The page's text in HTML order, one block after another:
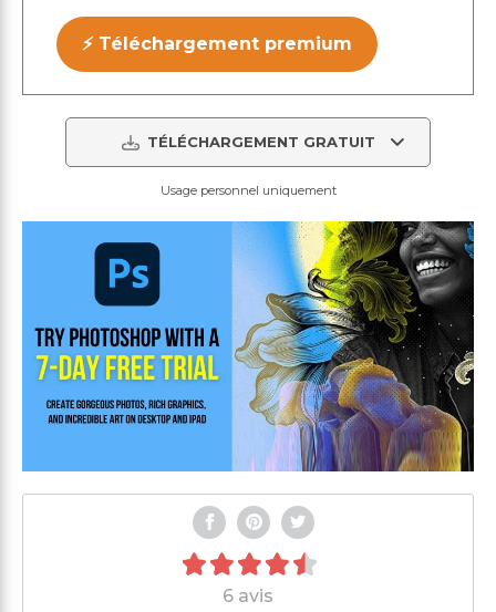
⚡ Téléchargement premium
TÉLÉCHARGEMENT GRATUIT
Usage personnel uniquement
6 avis